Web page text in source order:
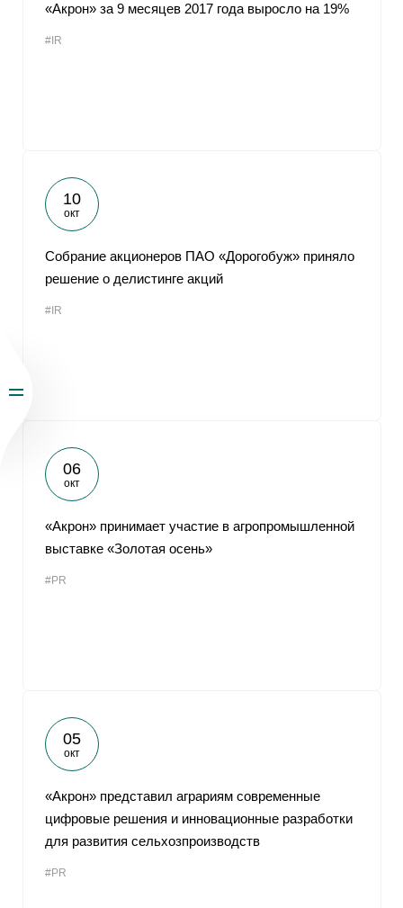
«Акрон» за 9 месяцев 2017 года выросло на 19%
#IR
10
окт
Собрание акционеров ПАО «Дорогобуж» приняло
решение о делистинге акций
#IR
06
окт
«Акрон» принимает участие в агропромышленной
выставке «Золотая осень»
#PR
05
окт
«Акрон» представил аграриям современные
цифровые решения и инновационные разработки
для развития сельхозпроизводств
#PR